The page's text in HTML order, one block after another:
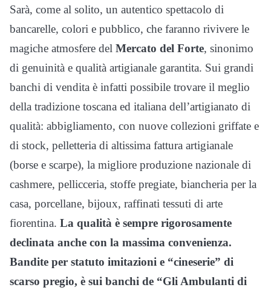
Sarà, come al solito, un autentico spettacolo di
bancarelle, colori e pubblico, che faranno rivivere le
magiche atmosfere del Mercato del Forte, sinonimo
di genuinità e qualità artigianale garantita. Sui grandi
banchi di vendita è infatti possibile trovare il meglio
della tradizione toscana ed italiana dell’artigianato di
qualità: abbigliamento, con nuove collezioni griffate e
di stock, pelletteria di altissima fattura artigianale
(borse e scarpe), la migliore produzione nazionale di
cashmere, pellicceria, stoffe pregiate, biancheria per la
casa, porcellane, bijoux, raffinati tessuti di arte
fiorentina. La qualità è sempre rigorosamente
declinata anche con la massima convenienza.
Bandite per statuto imitazioni e “cineserie” di
scarso pregio, è sui banchi de “Gli Ambulanti di